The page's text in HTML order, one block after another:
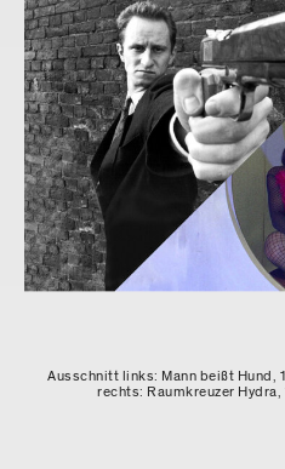
Ausschnitt links: Mann beißt
rechts: Raumkreuzer